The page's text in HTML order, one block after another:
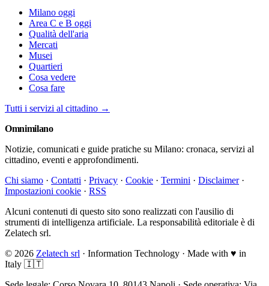
Milano oggi
Area C e B oggi
Qualità dell'aria
Mercati
Musei
Quartieri
Cosa vedere
Cosa fare
Tutti i servizi al cittadino →
Omnimilano
Notizie, comunicati e guide pratiche su Milano: cronaca, servizi al
cittadino, eventi e approfondimenti.
Chi siamo · Contatti · Privacy · Cookie · Termini · Disclaimer ·
Impostazioni cookie · RSS
Alcuni contenuti di questo sito sono realizzati con l'ausilio di
strumenti di intelligenza artificiale. La responsabilità editoriale è di
Zelatech srl.
© 2026 Zelatech srl · Information Technology · Made with ♥ in
Italy 🇮🇹